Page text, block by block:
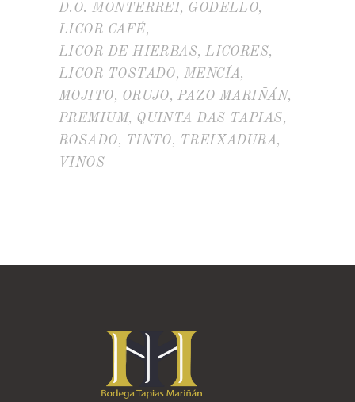
D.O. MONTERREI
GODELLO
LICOR CAFÉ
LICOR DE HIERBAS
LICORES
LICOR TOSTADO
MENCÍA
MOJITO
ORUJO
PAZO MARIÑÁN
PREMIUM
QUINTA DAS TAPIAS
ROSADO
TINTO
TREIXADURA
VINOS